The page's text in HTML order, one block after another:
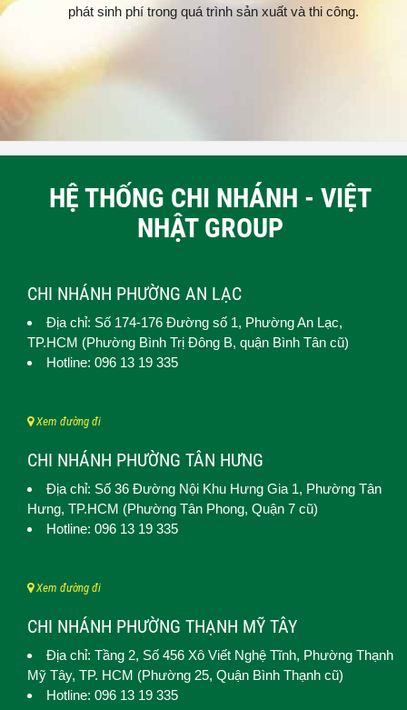
phát sinh phí trong quá trình sản xuất và thi công.
HỆ THỐNG CHI NHÁNH - VIỆT
NHẬT GROUP
CHI NHÁNH PHƯỜNG AN LẠC
Địa chỉ: Số 174-176 Đường số 1, Phường An Lạc,
TP.HCM (Phường Bình Trị Đông B, quận Bình Tân cũ)
Hotline: 096 13 19 335
Xem đường đi
CHI NHÁNH PHƯỜNG TÂN HƯNG
Địa chỉ: Số 36 Đường Nội Khu Hưng Gia 1, Phường Tân
Hưng, TP.HCM (Phường Tân Phong, Quận 7 cũ)
Hotline: 096 13 19 335
Xem đường đi
CHI NHÁNH PHƯỜNG THẠNH MỸ TÂY
Địa chỉ: Tầng 2, Số 456 Xô Viết Nghệ Tĩnh, Phường Thạnh
Mỹ Tây, TP. HCM (Phường 25, Quận Bình Thạnh cũ)
Hotline: 096 13 19 335